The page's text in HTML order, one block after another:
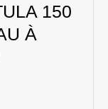
150
À